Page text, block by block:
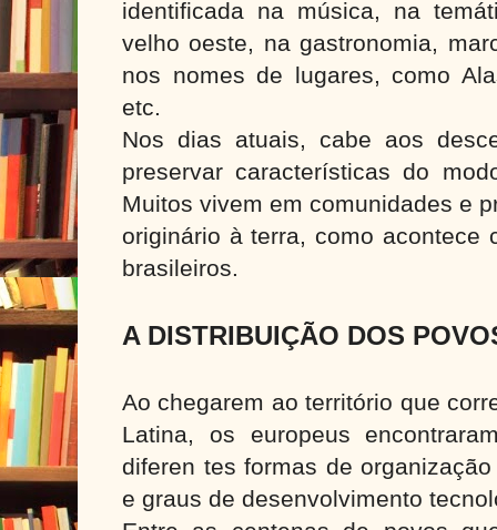
identificada na música, na
velho oeste, na gastronomia,
nos nomes de lugares, como
etc.
Nos dias atuais, cabe aos
preservar características do
Muitos vivem em comunidades e
originário à terra, como acontece
brasileiros.
A DISTRIBUIÇÃO DOS
Ao chegarem ao território que
Latina, os europeus
diferen tes formas de
e graus de desenvolvimento